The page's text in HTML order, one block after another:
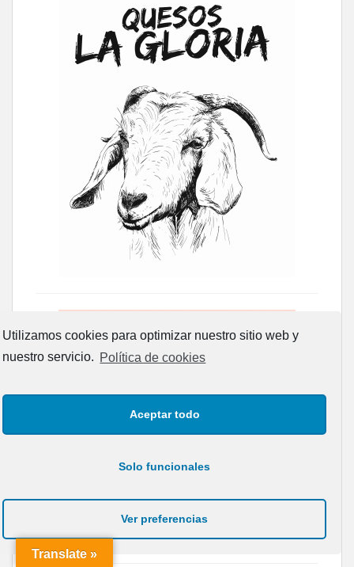
Utilizamos cookies para optimizar nuestro sitio web y
nuestro servicio. Política de cookies
Aceptar todo
Solo funcionales
Ver preferencias
Translate »